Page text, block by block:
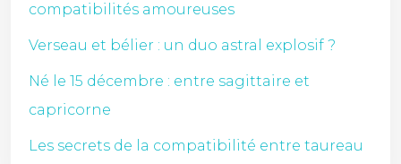
compatibilités amoureuses
Verseau et bélier : un duo astral explosif ?
Né le 15 décembre : entre sagittaire et
capricorne
Les secrets de la compatibilité entre taureau